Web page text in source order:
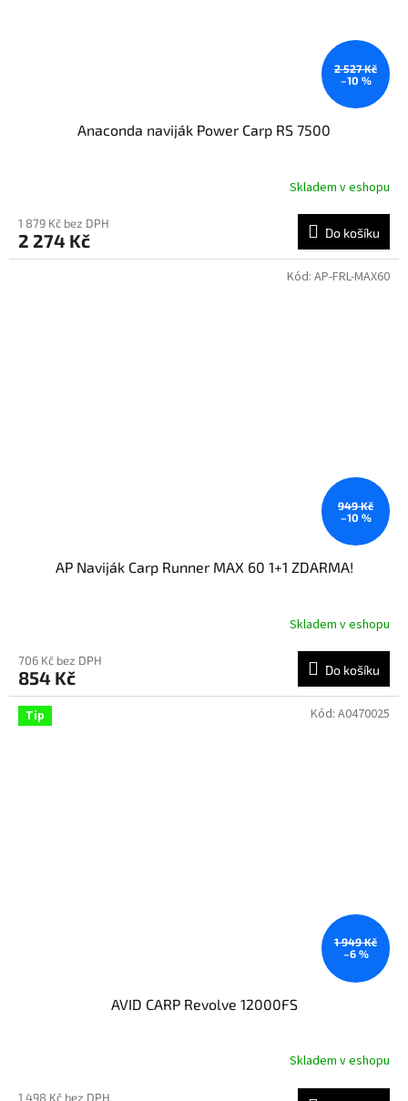
2 527 Kč
–10 %
Anaconda naviják Power Carp RS 7500
Skladem v eshopu
1 879 Kč bez DPH
2 274 Kč Do košíku
949 Kč
–10 %
AP Naviják Carp Runner MAX 60 1+1 ZDARMA!
Skladem v eshopu
706 Kč bez DPH
854 Kč Do košíku
Kód: AP-FRL-MAX60
Tip
1 949 Kč
–6 %
AVID CARP Revolve 12000FS
Skladem v eshopu
1 498 Kč bez DPH
Kód: A0470025